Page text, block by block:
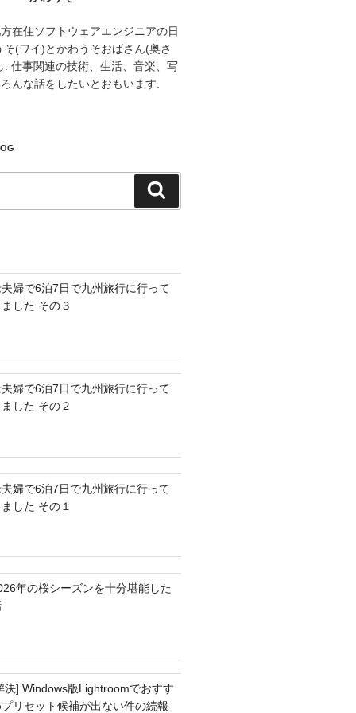
在住ソフトウェアエンジニアの日
(ワイ)とかわうそおばさん(奥さ
. 仕事関連の技術、生活、音楽、写
んな話をしたいとおもいます.
索
婦で6泊7日で九州旅行に行って
した その３
婦で6泊7日で九州旅行に行って
した その２
婦で6泊7日で九州旅行に行って
した その１
年の桜シーズンを十分堪能した
決] Windows版Lightroomでおすす
リセット候補が出ない件の続報